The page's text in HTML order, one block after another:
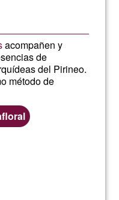
acompañen y
de
del Pirineo.
método de